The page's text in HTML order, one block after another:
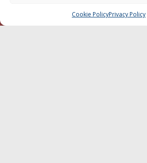
Cookie PolicyPrivacy Policy
CHIAMA SCRIVI